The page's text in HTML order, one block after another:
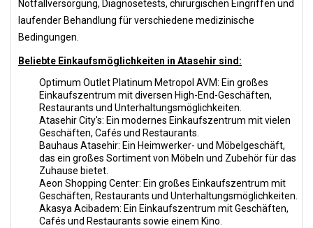
Notfallversorgung, Diagnosetests, chirurgischen Eingriffen und
laufender Behandlung für verschiedene medizinische
Bedingungen.
Beliebte Einkaufsmöglichkeiten in Atasehir sind:
Optimum Outlet Platinum Metropol AVM: Ein großes
Einkaufszentrum mit diversen High-End-Geschäften,
Restaurants und Unterhaltungsmöglichkeiten.
Atasehir City's: Ein modernes Einkaufszentrum mit vielen
Geschäften, Cafés und Restaurants.
Bauhaus Atasehir: Ein Heimwerker- und Möbelgeschäft,
das ein großes Sortiment von Möbeln und Zubehör für das
Zuhause bietet.
Aeon Shopping Center: Ein großes Einkaufszentrum mit
Geschäften, Restaurants und Unterhaltungsmöglichkeiten.
Akasya Acibadem: Ein Einkaufszentrum mit Geschäften,
Cafés und Restaurants sowie einem Kino.